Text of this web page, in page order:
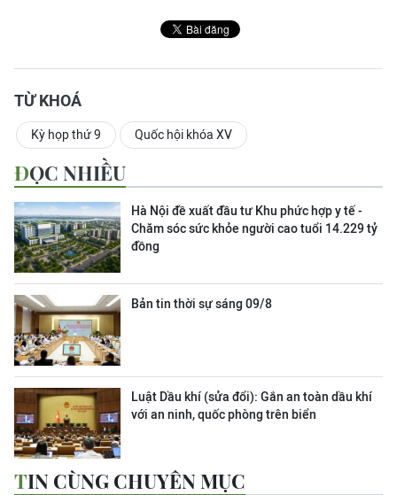
TỪ KHOÁ
Kỳ họp thứ 9 Quốc hội khóa XV
ĐỌC NHIỀU
Hà Nội đề xuất đầu tư Khu phức hợp y tế -
Chăm sóc sức khỏe người cao tuổi 14.229 tỷ
đồng
Bản tin thời sự sáng 09/8
Luật Dầu khí (sửa đổi): Gắn an toàn dầu khí
với an ninh, quốc phòng trên biển
TIN CÙNG CHUYÊN MỤC